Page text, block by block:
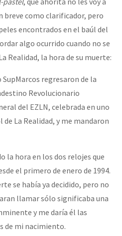
como clarificador, pero
encontrados en el baúl del
algo ocurrido cuando no se
Realidad, la hora de su muerte:
regresaron de la
Revolucionario
del EZLN, celebrada en uno
La Realidad, y me mandaron
la hora en los dos relojes que
el primero de enero de 1994.
se había ya decidido, pero no
llamar sólo significaba una
y me daría él las
de mi nacimiento.